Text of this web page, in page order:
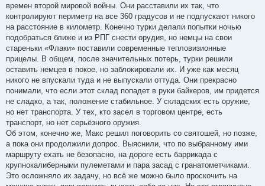
времен второй мировой войны. Они расставили их так, что
контролируют периметр на все 360 градусов и не подпускают никого
на расстояние в километр. Конечно турки делали попытки ночью
подобраться ближе и из РПГ снести орудия, но немцы на свои
стареньки «Флаки» поставили современные тепловизионные
прицелы. В общем, после значительных потерь, турки решили
оставить немцев в покое, но заблокировали их. И уже как месяц
никого не впускали туда и не выпускали оттуда. Они прекрасно
понимали, что если этот склад попадет в руки байкеров, им придется
не сладко, а так, положение стабильное. У складских есть оружие,
но нет транспорта. У тех, кто засел в торговом центре, есть
транспорт, но нет серьёзного оружия.
Об этом, конечно же, Макс решил поговорить со святошей, но позже,
а пока они продолжили допрос. Выяснили, что по выбранному ими
маршруту ехать не безопасно, на дороге есть баррикада с
крупнокалиберными пулеметами и пара засад с гранатометчиками.
Это осложняло их задачу, но всё же можно было проскочить на